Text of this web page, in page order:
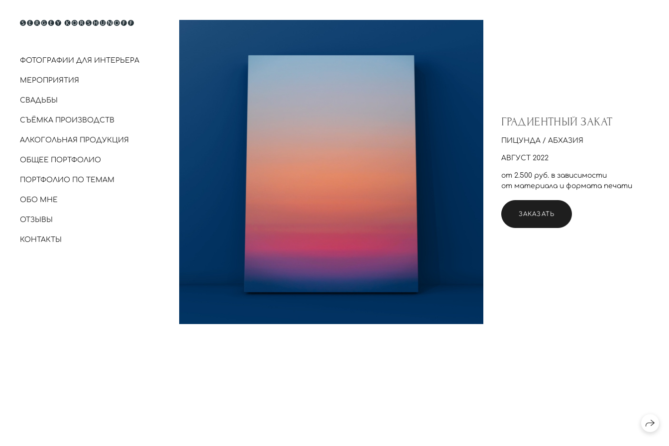
ФОТОГРАФИИ ДЛЯ ИНТЕРЬЕРА
МЕРОПРИЯТИЯ
СВАДЬБЫ
СЪЁМКА ПРОИЗВОДСТВ
АЛКОГОЛЬНАЯ ПРОДУКЦИЯ
ОБЩЕЕ ПОРТФОЛИО
ПОРТФОЛИО ПО ТЕМАМ
ОБО МНЕ
ОТЗЫВЫ
КОНТАКТЫ
ГРАДИЕНТНЫЙ ЗАКАТ
ПИЦУНДА / АБХАЗИЯ
АВГУСТ 2022
от 2.500 руб. в зависимости
от материала и формата печати
ЗАКАЗАТЬ